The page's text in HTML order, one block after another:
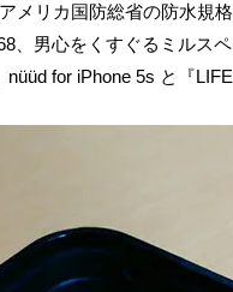
メリカ国防総省の防水規
、男心をくすぐるミルスペ
for iPhone 5s と『